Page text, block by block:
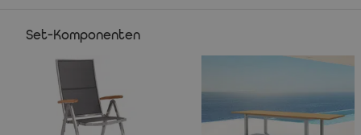
Herstellerinformationen
MEHR INFOS HIER
Set-Komponenten